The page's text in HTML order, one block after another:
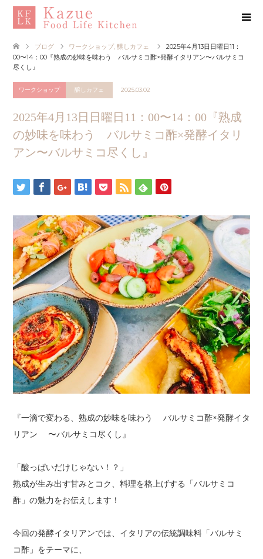
ブログ ワークショップ 醸しカフェ
2025年4月13日日曜日11：
00〜14：00『熟成の妙味を味わう バルサミコ酢×発酵イタリアン〜バルサミコ
尽くし』
ワークショップ 醸しカフェ 2025.03.02
2025年4月13日日曜日11：00〜14：00『熟成
の妙味を味わう バルサミコ酢×発酵イタリ
アン〜バルサミコ尽くし』
『一滴で変わる、熟成の妙味を味わう バルサミコ酢×発酵イタ
リアン 〜バルサミコ尽くし』
「酸っぱいだけじゃない！？」
熟成が生み出す甘みとコク、料理を格上げする「バルサミコ
酢」の魅力をお伝えします！
今回の発酵イタリアンでは、イタリアの伝統調味料「バルサミ
コ酢」をテーマに、